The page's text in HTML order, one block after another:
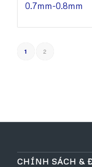
0.7mm-0.8mm
1 2
CHÍNH SÁCH &